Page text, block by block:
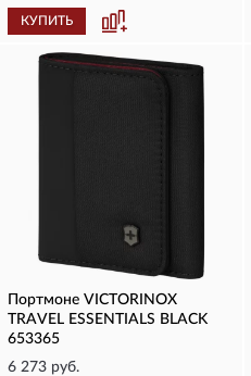
КУПИТЬ
Портмоне VICTORINOX
TRAVEL ESSENTIALS BLACK
653365
6 273 руб.